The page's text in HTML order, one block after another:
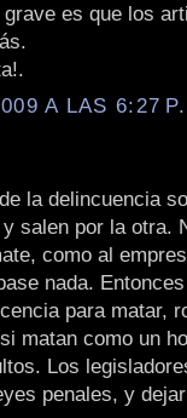
es que los
A LAS 6:27
la delincuencia
salen por la otra.
como al
nada.
para matar,
matan como un
Los
penales, y